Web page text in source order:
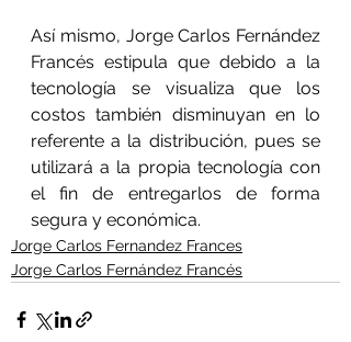
Así mismo, Jorge Carlos Fernández
Francés estipula que debido a la
tecnología se visualiza que los
costos también disminuyan en lo
referente a la distribución, pues se
utilizará a la propia tecnología con
el fin de entregarlos de forma
segura y económica.
Jorge Carlos Fernandez Frances
Jorge Carlos Fernández Francés